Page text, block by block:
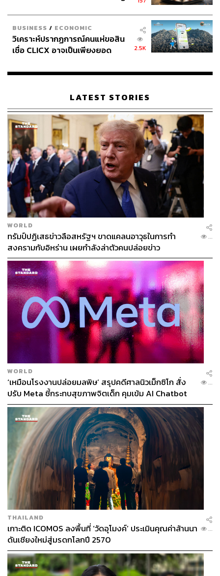
BUSINESS / ECONOMIC
วิเคราะห์ปรากฏการณ์คนแห่ขอสิน
เชื่อ CLICX อาจเป็นเพียงยอด
เรือนไทยที่ถูกซุกไว้
2.5K
LATEST STORIES
WORLD
ทรัมป์ปฏิเสธข่าวลือสหรัฐฯ ขาดแคลนอาวุธในการทำ
สงครามกับอิหร่าน เผยกำลังล่าตัวคนปล่อยข่าว
...
WORLD
‘เหมือนโรงงานปล่อยมลพิษ’ สรุปคดีศาลนิวเม็กซิโก สั่ง
ปรับ Meta ชี้กระทบสุขภาพจิตเด็ก คุมเข้ม AI Chatbot
...
THAILAND
เกาะติด ICOMOS ลงพื้นที่ ‘วัดอุโมงค์’ ประเมินคุณค่าล้านนา
ดันเชียงใหม่สู่มรดกโลกปี 2570
...